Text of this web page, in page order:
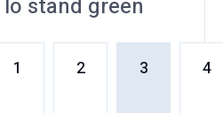
stand green
1 2 3 4